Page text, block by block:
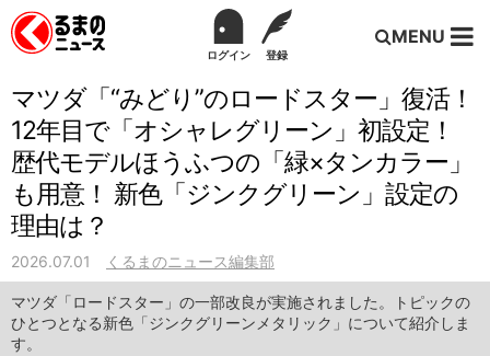
ログイン 登録
MENU
マツダ「“みどり”のロードスター」復活！
12年目で「オシャレグリーン」初設定！
歴代モデルほうふつの「緑×タンカラー」
も用意！ 新色「ジンクグリーン」設定の
理由は？
2026.07.01 くるまのニュース編集部
マツダ「ロードスター」の一部改良が実施されました。トピックの
ひとつとなる新色「ジンクグリーンメタリック」について紹介しま
す。